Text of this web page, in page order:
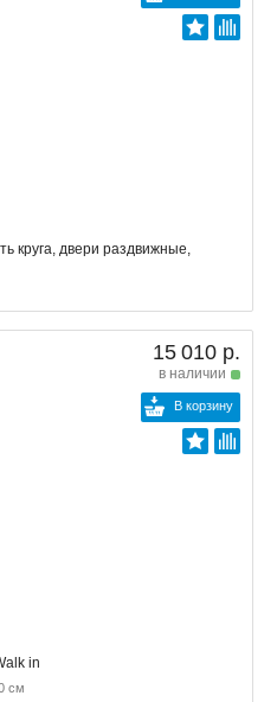
круга, двери раздвижные,
15 010 р.
в наличии
В корзину
in
см